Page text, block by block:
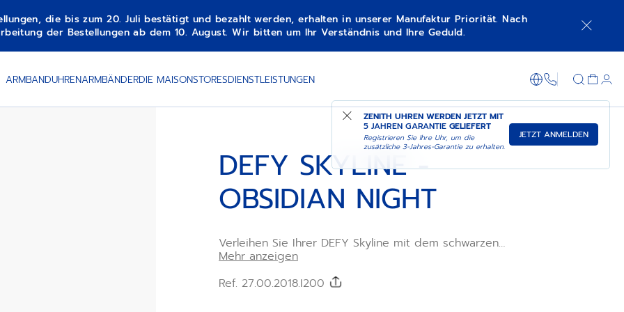
die bis zum 20. Juli bestätigt und bezahlt werden, erhalten in unserer Manufaktur Priorität. Nach
der Bestellungen ab dem 10. August. Wir bitten um Ihr Verständnis und Ihre Geduld.
ARMBANDUHRENARMBÄNDERDIE MAISONSTORESDIENSTLEISTUNGEN +800 36 00
ZENITH UHREN WERDEN JETZT MIT
5 JAHREN GARANTIE GELIEFERT
Registrieren Sie Ihre Uhr, um die
zusätzliche 3-Jahres-Garantie zu erhalten.
JETZT ANMELDEN
DEFY SKYLINE -
OBSIDIAN NIGHT
Verleihen Sie Ihrer DEFY Skyline mit dem schwarzen
Kautschukarmband Deep Space ein noch persönlicheres
dank des Schnellwechselsystems der DEFY Skyline leicht
Mehr anzeigen
Ref. 27.00.2018.I200